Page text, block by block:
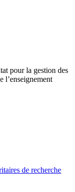
pour la gestion des
l’enseignement
de recherche